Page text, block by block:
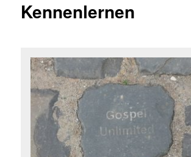
Kennenlernen